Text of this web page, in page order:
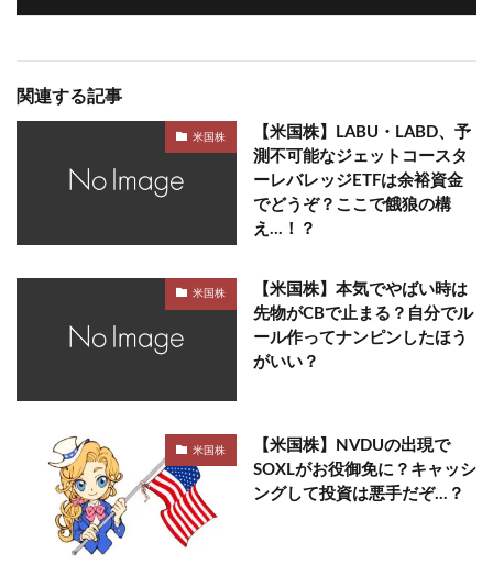
関連する記事
米国株
【米国株】LABU・LABD、予
測不可能なジェットコースタ
ーレバレッジETFは余裕資金
でどうぞ？ここで餓狼の構
え…！？
米国株
【米国株】本気でやばい時は
先物がCBで止まる？自分でル
ール作ってナンピンしたほう
がいい？
米国株
【米国株】NVDUの出現で
SOXLがお役御免に？キャッシ
ングして投資は悪手だぞ…？